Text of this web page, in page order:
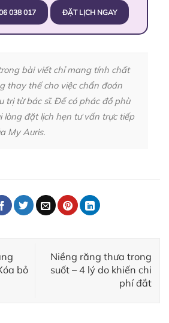
038 017 ĐẶT LỊCH NGAY
bài viết chỉ mang tính chất
thay thế cho việc chẩn đoán
trị từ bác sĩ. Để có phác đồ phù
lòng đặt lịch hẹn tư vấn trực tiếp
My Auris.
bỏ
Niềng răng thưa trong
suốt – 4 lý do khiến chi
phí đắt